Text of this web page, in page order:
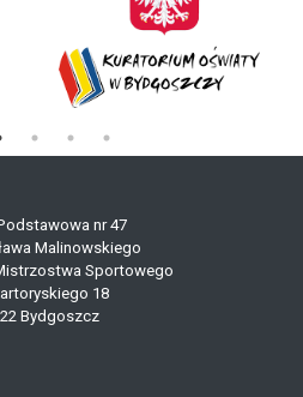
nr 47
Malinowskiego
Sportowego
18
Bydgoszcz